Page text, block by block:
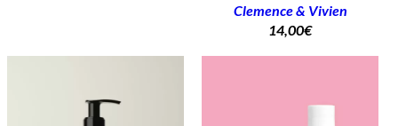
Clemence & Vivien
14,00€